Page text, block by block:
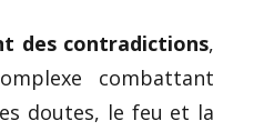
des contradictions,
combattant
doutes, le feu et la